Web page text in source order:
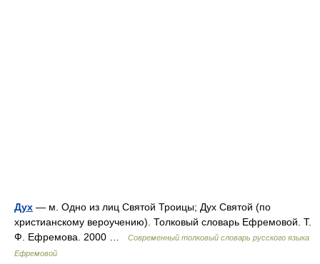
Дух — м. Одно из лиц Святой Троицы; Дух Святой (по
христианскому вероучению). Толковый словарь Ефремовой. Т.
Ф. Ефремова. 2000 …
Современный толковый словарь русского языка
Ефремовой